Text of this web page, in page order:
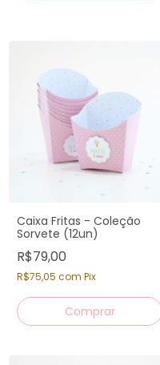
Caixa Fritas - Coleção
Sorvete (12un)
R$79,00
R$75,05 com Pix